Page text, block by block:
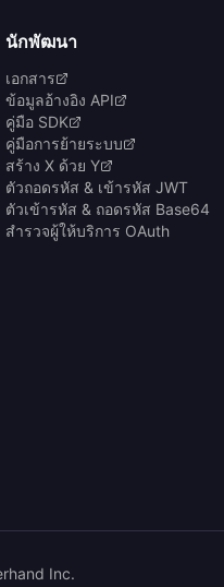
นักพัฒนา
เอกสาร
ข้อมูลอ้างอิง API
คู่มือ SDK
คู่มือการย้ายระบบ
สร้าง X ด้วย Y
ตัวถอดรหัส & เข้ารหัส JWT
ตัวเข้ารหัส & ถอดรหัส Base64
สำรวจผู้ให้บริการ OAuth
Inc.